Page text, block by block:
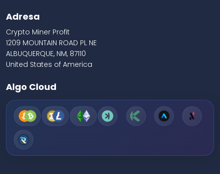
Adresa
Crypto Miner Profit
1209 MOUNTAIN ROAD PL NE
ALBUQUERQUE, NM, 87110
United States of America
Algo Cloud